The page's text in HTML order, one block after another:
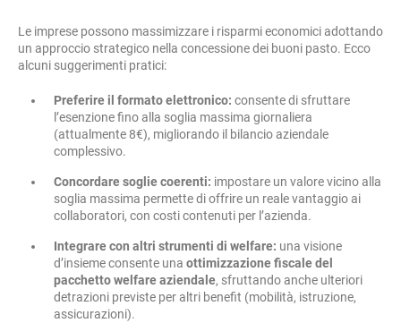
Le imprese possono massimizzare i risparmi economici adottando
un approccio strategico nella concessione dei buoni pasto. Ecco
alcuni suggerimenti pratici:
Preferire il formato elettronico: consente di sfruttare
l’esenzione fino alla soglia massima giornaliera
(attualmente 8€), migliorando il bilancio aziendale
complessivo.
Concordare soglie coerenti: impostare un valore vicino alla
soglia massima permette di offrire un reale vantaggio ai
collaboratori, con costi contenuti per l’azienda.
Integrare con altri strumenti di welfare: una visione
d’insieme consente una ottimizzazione fiscale del
pacchetto welfare aziendale, sfruttando anche ulteriori
detrazioni previste per altri benefit (mobilità, istruzione,
assicurazioni).